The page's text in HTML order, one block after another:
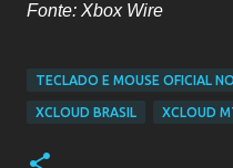
Fonte: Xbox Wire
TECLADO E MOUSE OFICIAL
XCLOUD BRASIL XCLOUD